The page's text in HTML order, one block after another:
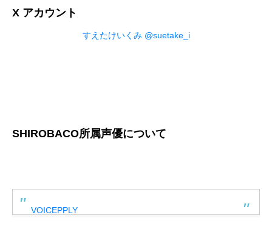
X アカウント
すえたけいくみ @suetake_i
SHIROBACO所属声優について
VOICEPPLY